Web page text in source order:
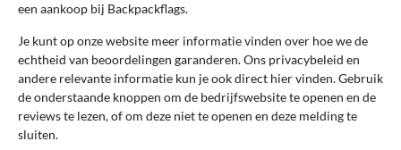
Ik ga akkoord met de gebruikersvoorwaarden en het
privacybeleid door deze review te plaatsen. Ik verklaar ook dat
ik een daadwerkelijke ervaring heb met dit bedrijf.
een aankoop bij Backpackflags.
Je kunt op onze website meer informatie vinden over hoe we de
echtheid van beoordelingen garanderen. Ons privacybeleid en
andere relevante informatie kun je ook direct hier vinden. Gebruik
de onderstaande knoppen om de bedrijfswebsite te openen en de
reviews te lezen, of om deze niet te openen en deze melding te
sluiten.